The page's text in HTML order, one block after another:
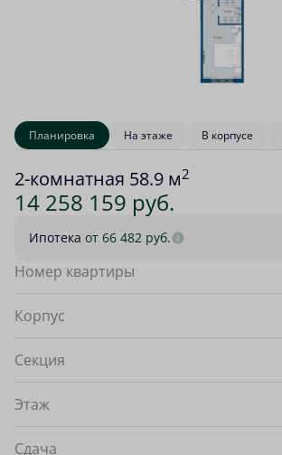
Планировка На этаже В корпусе
2-комнатная 58.9 м2
14 258 159 руб.
Ипотека от 66 482 руб.
Номер квартиры
Корпус
Секция
Этаж
Сдача